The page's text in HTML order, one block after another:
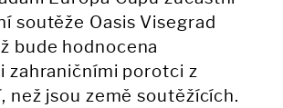
soutěže Oasis Visegrad
bude hodnocena
zahraničními porotci z
než jsou země soutěžících.